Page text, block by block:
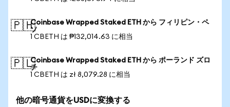
🇵🇭Coinbase Wrapped Staked ETH から フィリピン・ペ
ソ
1 CBETH は ₱132,014.63 に相当
🇵🇱Coinbase Wrapped Staked ETH から ポーランド ズロ
チ
1 CBETH は zł 8,079.28 に相当
他の暗号通貨をUSDに変換する